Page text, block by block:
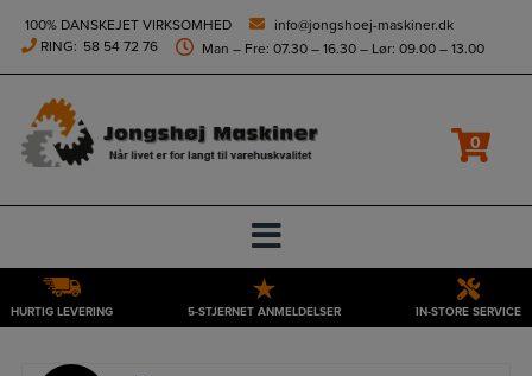
height="0" width="0" style="display:none;visibility:hidden">
Hop
100% DANSKEJET VIRKSOMHED
info@jongshoej-maskiner.dk
RING: 58 54 72 76 Man – Fre: 07.30 – 16.30 – Lør: 09.00 – 13.00
0
HURTIG LEVERING 5-STJERNET ANMELDELSER IN-STORE SERVICE